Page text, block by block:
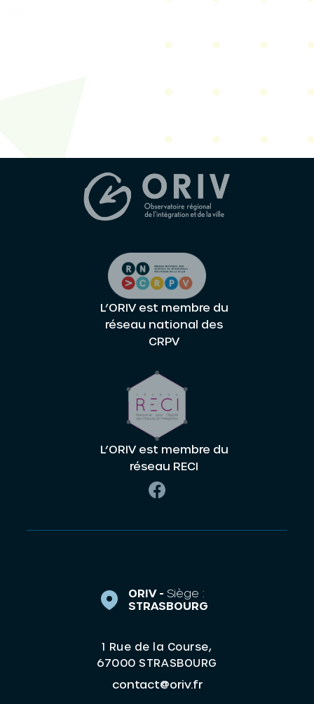
L’ORIV est membre du
réseau national des
CRPV
L’ORIV est membre du
réseau RECI
ORIV - Siège :
STRASBOURG
1 Rue de la Course,
67000 STRASBOURG
contact@oriv.fr